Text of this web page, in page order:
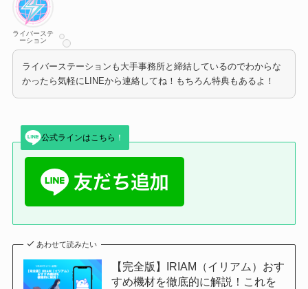
ライバーステ
ーション
ライバーステーションも大手事務所と締結しているのでわからな
かったら気軽にLINEから連絡してね！もちろん特典もあるよ！
公式ラインはこちら ！
あわせて読みたい
【完全版】IRIAM（イリアム）おす
すめ機材を徹底的に解説！これを